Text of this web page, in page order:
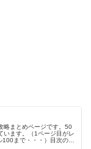
略まとめページです。50
います。（1ページ目がレ
まで・・・）目次のリ